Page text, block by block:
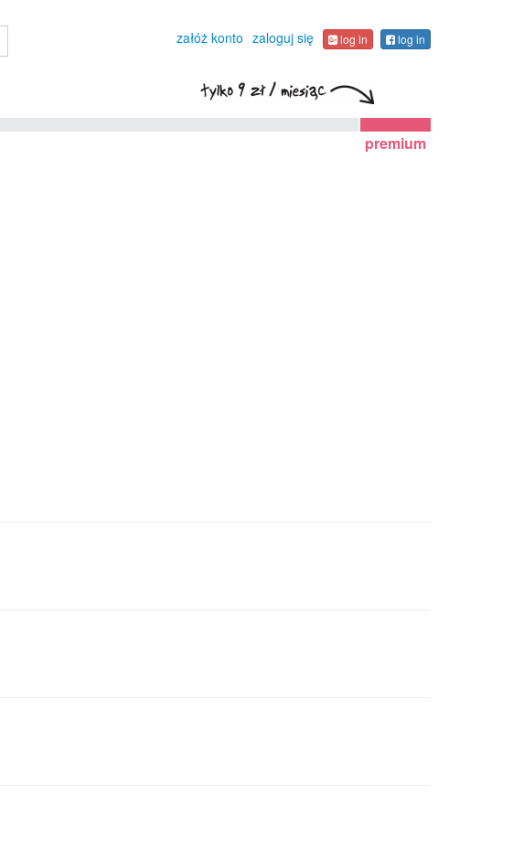
załóż konto zaloguj się log in log in
premium